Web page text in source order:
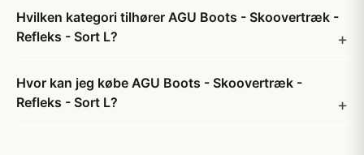
Hvilken kategori tilhører AGU Boots - Skoovertræk -
Refleks - Sort L?
Hvor kan jeg købe AGU Boots - Skoovertræk -
Refleks - Sort L?